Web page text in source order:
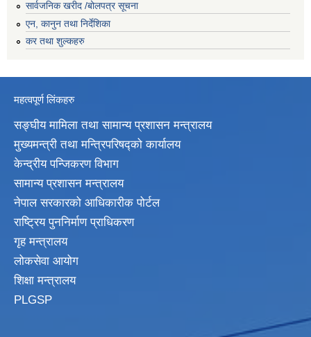
सार्वजनिक खरीद /बोलपत्र सूचना
एन, कानुन तथा निर्देशिका
कर तथा शुल्कहरु
महत्वपूर्ण लिंकहरु
सङ्घीय मामिला तथा सामान्य प्रशासन मन्त्रालय
मुख्यमन्त्री तथा मन्त्रिपरिषद्‍को कार्यालय
केन्द्रीय पन्जिकरण विभाग
सामान्य प्रशासन मन्त्रालय
नेपाल सरकारको आधिकारीक पोर्टल
राष्ट्रिय पुननिर्माण प्राधिकरण
गृह मन्त्रालय
लोकसेवा आयोग
शिक्षा मन्त्रालय
PLGSP